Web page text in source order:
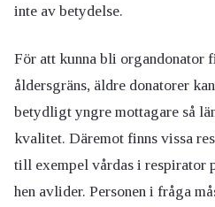
inte av betydelse.
För att kunna bli organdonator
åldersgräns, äldre donatorer
betydligt yngre mottagare så
kvalitet. Däremot finns vissa
till exempel vårdas i respirator
hen avlider. Personen i fråga